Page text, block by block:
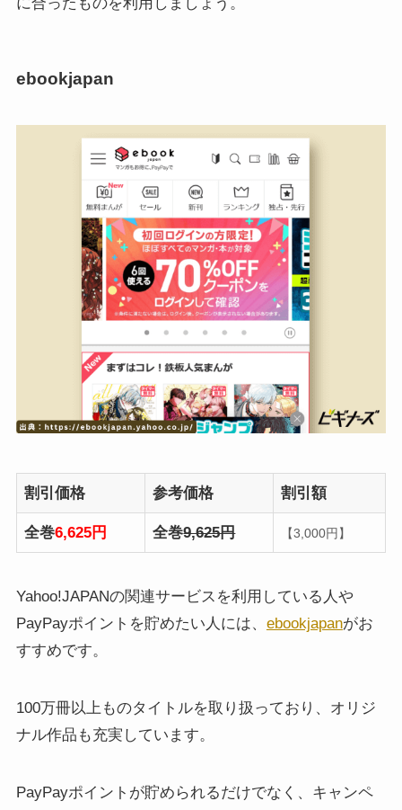
ebookjapan
割引価格 参考価格 割引額
全巻6,625円 全巻9,625円 【3,000円】
Yahoo!JAPANの関連サービスを利用している人や
PayPayポイントを貯めたい人には、 ebookjapanがお
すすめです。
100万冊以上ものタイトルを取り扱っており、オリジ
ナル作品も充実しています。
PayPayポイントが貯められるだけでなく、キャンペ